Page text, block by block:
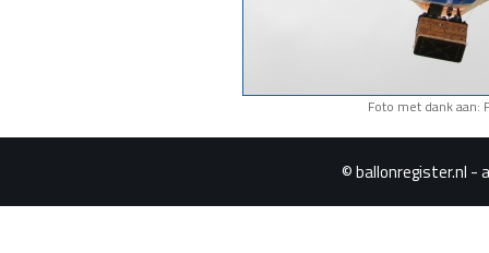
Foto met dank aan:
© ballonregister.nl -